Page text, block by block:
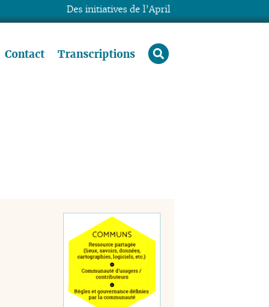
Contact Transcriptions rechercher
Des initiatives de l’April